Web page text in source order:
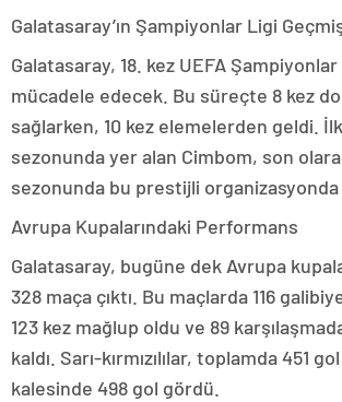
Galatasaray’ın Şampiyonlar Ligi
Galatasaray, 18. kez UEFA Şampiyonlar
mücadele edecek. Bu süreçte 8 kez
sağlarken, 10 kez elemelerden geldi. İlk
sezonunda yer alan Cimbom, son
sezonunda bu prestijli
Avrupa Kupalarındaki Performans
Galatasaray, bugüne dek Avrupa
328 maça çıktı. Bu maçlarda 116
123 kez mağlup oldu ve 89
kaldı. Sarı-kırmızılılar, toplamda 451
kalesinde 498 gol gördü.